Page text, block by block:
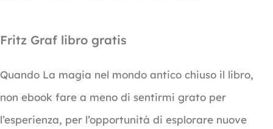
Fritz Graf libro gratis
Quando La magia nel mondo antico chiuso il libro,
non ebook fare a meno di sentirmi grato per
l’esperienza, per l’opportunità di esplorare nuove